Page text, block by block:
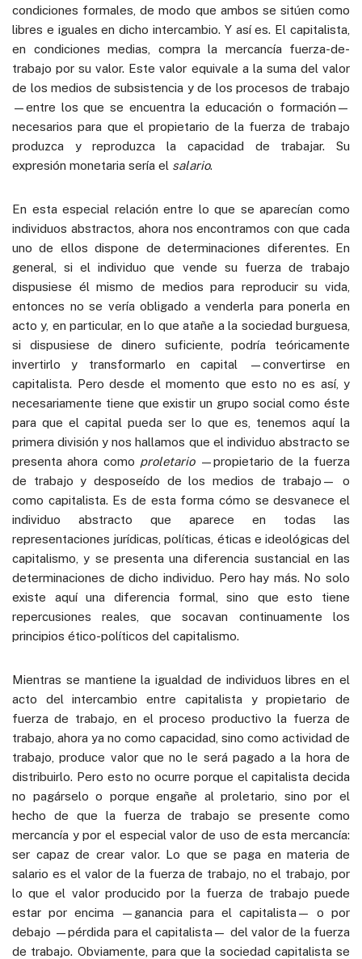
condiciones formales, de modo que ambos se sitúen como
libres e iguales en dicho intercambio. Y así es. El capitalista,
en condiciones medias, compra la mercancía fuerza-de-
trabajo por su valor. Este valor equivale a la suma del valor
de los medios de subsistencia y de los procesos de trabajo
—entre los que se encuentra la educación o formación—
necesarios para que el propietario de la fuerza de trabajo
produzca y reproduzca la capacidad de trabajar. Su
expresión monetaria sería el salario.
En esta especial relación entre lo que se aparecían como
individuos abstractos, ahora nos encontramos con que cada
uno de ellos dispone de determinaciones diferentes. En
general, si el individuo que vende su fuerza de trabajo
dispusiese él mismo de medios para reproducir su vida,
entonces no se vería obligado a venderla para ponerla en
acto y, en particular, en lo que atañe a la sociedad burguesa,
si dispusiese de dinero suficiente, podría teóricamente
invertirlo y transformarlo en capital —convertirse en
capitalista. Pero desde el momento que esto no es así, y
necesariamente tiene que existir un grupo social como éste
para que el capital pueda ser lo que es, tenemos aquí la
primera división y nos hallamos que el individuo abstracto se
presenta ahora como proletario—propietario de la fuerza
de trabajo y desposeído de los medios de trabajo— o
como capitalista. Es de esta forma cómo se desvanece el
individuo abstracto que aparece en todas las
representaciones jurídicas, políticas, éticas e ideológicas del
capitalismo, y se presenta una diferencia sustancial en las
determinaciones de dicho individuo. Pero hay más. No solo
existe aquí una diferencia formal, sino que esto tiene
repercusiones reales, que socavan continuamente los
principios ético-políticos del capitalismo.
Mientras se mantiene la igualdad de individuos libres en el
acto del intercambio entre capitalista y propietario de
fuerza de trabajo, en el proceso productivo la fuerza de
trabajo, ahora ya no como capacidad, sino como actividad de
trabajo, produce valor que no le será pagado a la hora de
distribuirlo. Pero esto no ocurre porque el capitalista decida
no pagárselo o porque engañe al proletario, sino por el
hecho de que la fuerza de trabajo se presente como
mercancía y por el especial valor de uso de esta mercancía:
ser capaz de crear valor. Lo que se paga en materia de
salario es el valor de la fuerza de trabajo, no el trabajo, por
lo que el valor producido por la fuerza de trabajo puede
estar por encima —ganancia para el capitalista— o por
debajo —pérdida para el capitalista— del valor de la fuerza
de trabajo. Obviamente, para que la sociedad capitalista se